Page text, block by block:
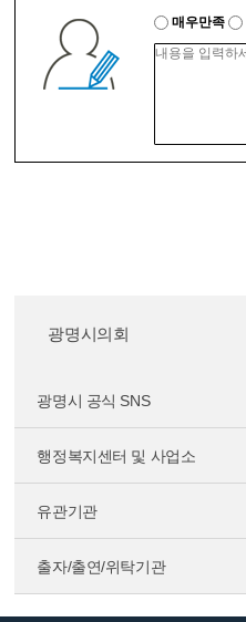
매우만족
광명시의회
광명시 공식 SNS
행정복지센터 및 사업소
유관기관
출자/출연/위탁기관